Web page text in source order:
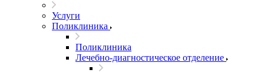
Услуги
Поликлиника
Поликлиника
Лечебно-диагностическое отделение